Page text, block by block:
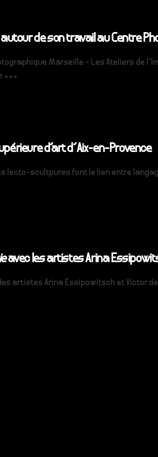
de son travail au Centre
Marseille - Les Ateliers de
...
d’art d’Aix-en-Provence
lecto-scultpures font le lien entre
avec les artistes Arina
artistes Arina Essipowitsch et Victor